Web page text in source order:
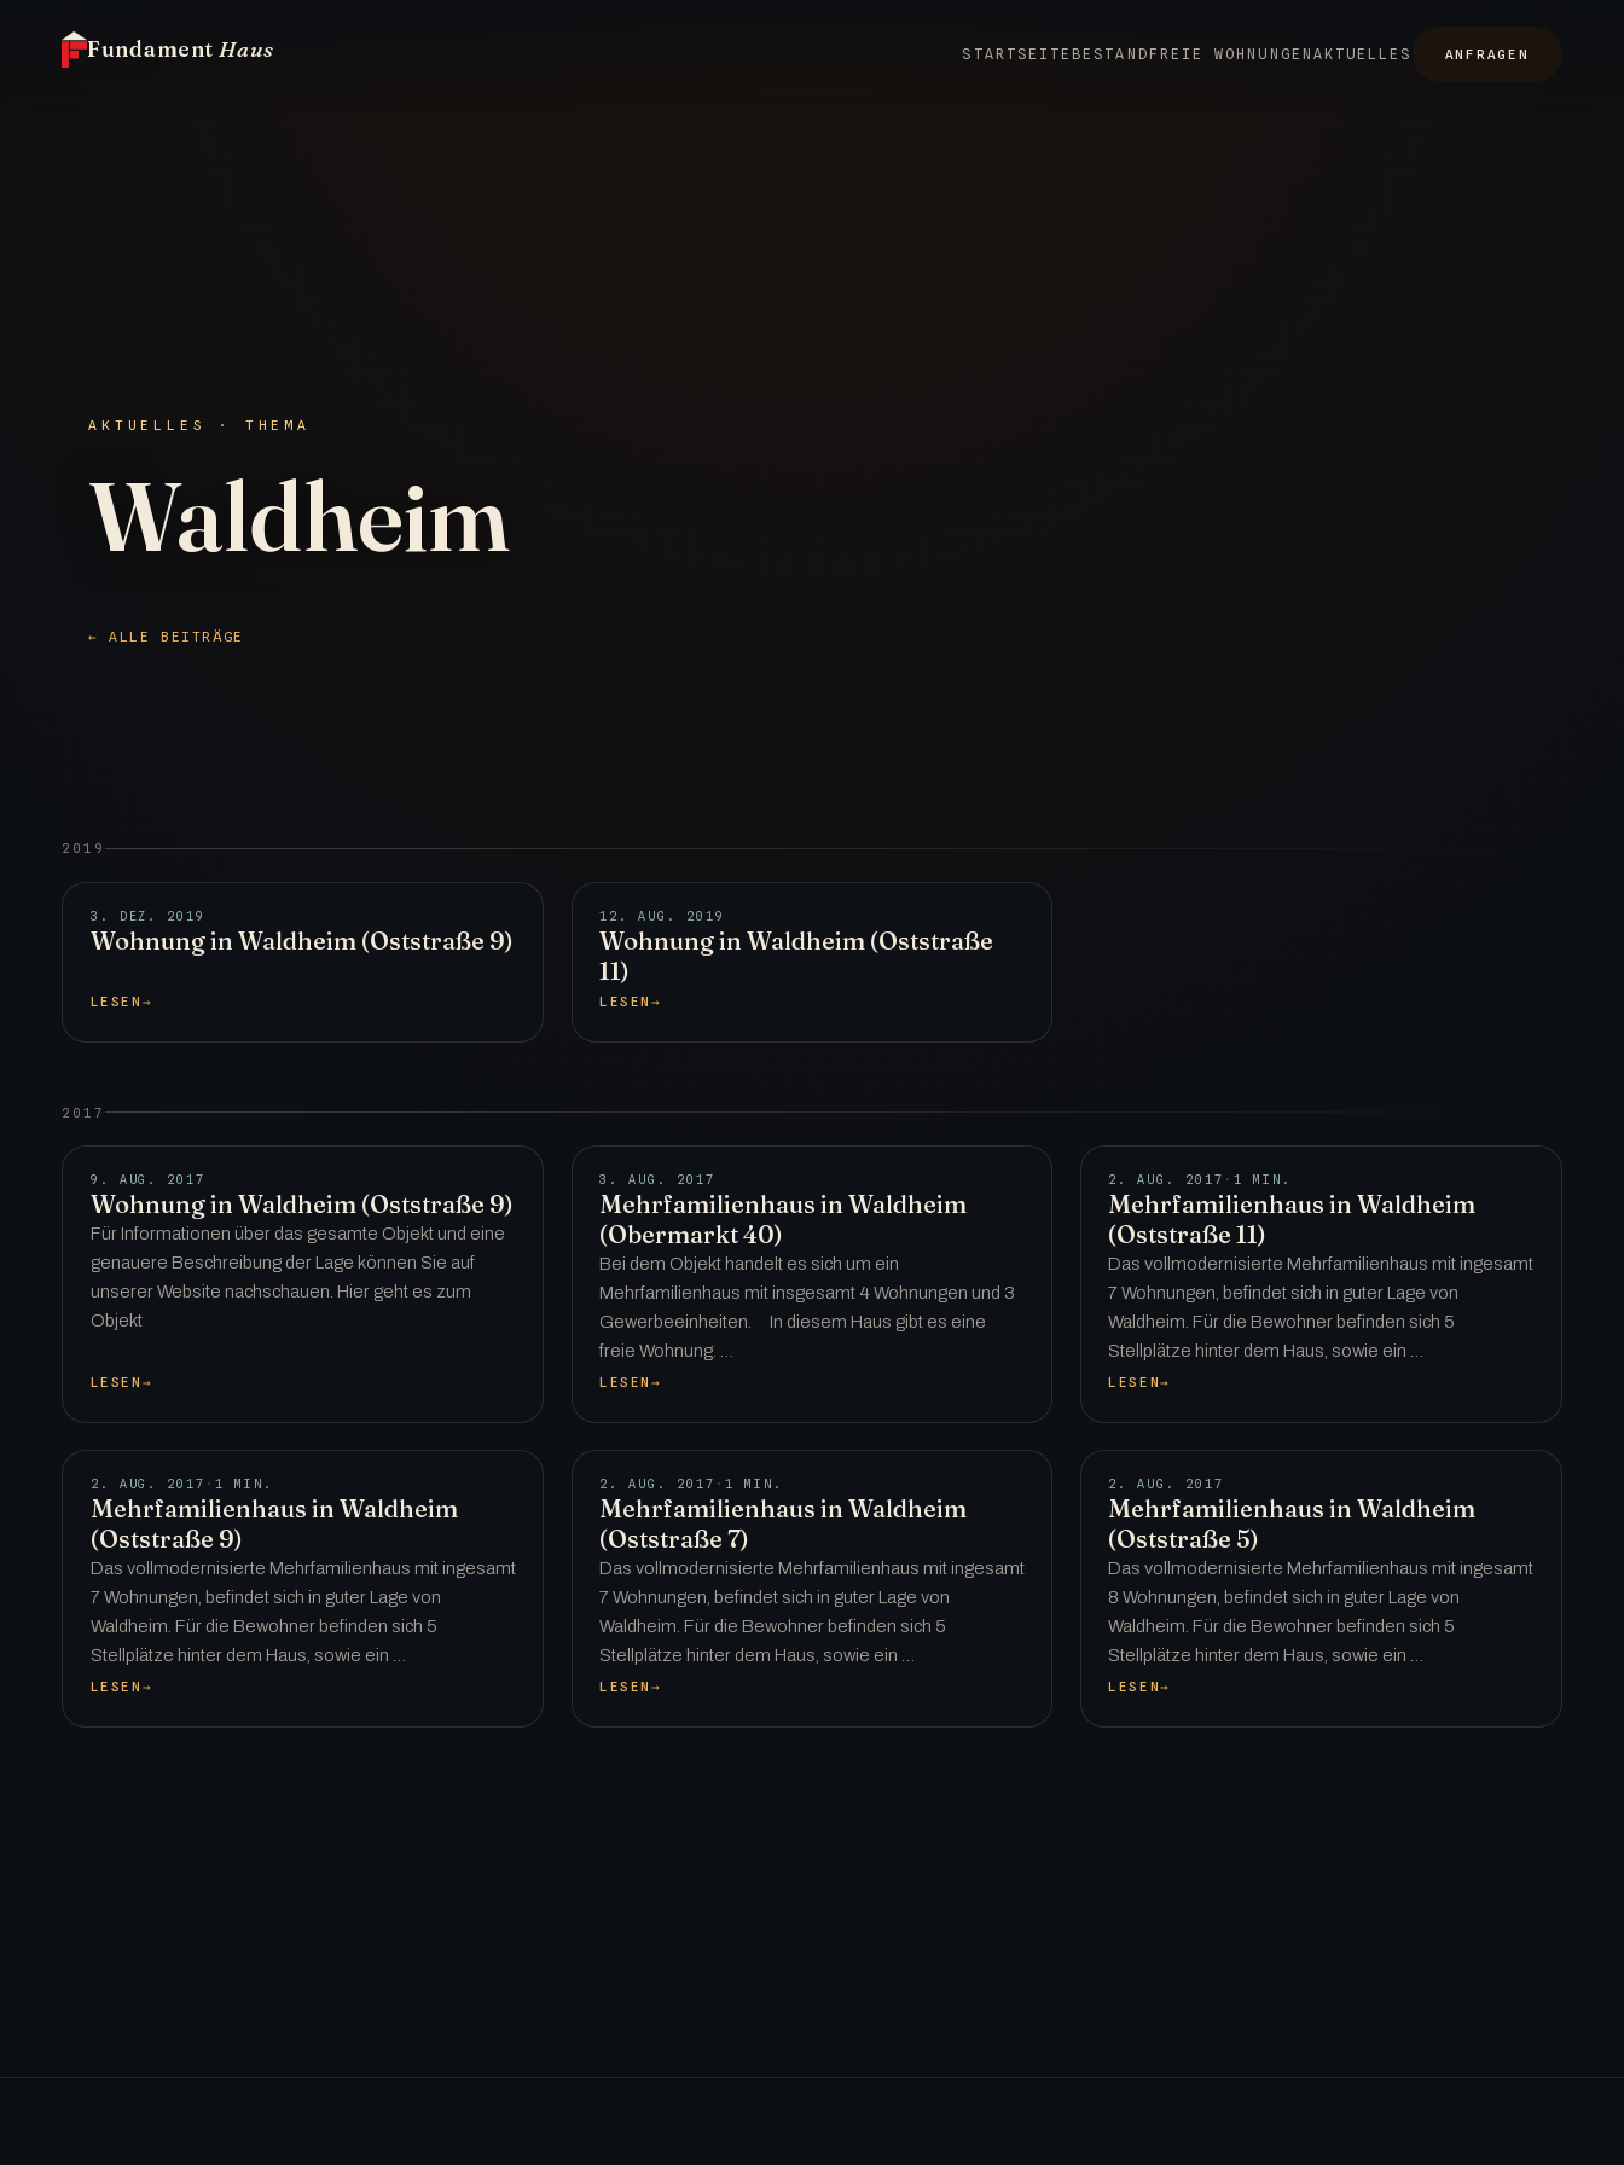
FundamentHaus STARTSEITE BESTAND FREIE WOHNUNGEN AKTUELLES ANFRAGEN
AKTUELLES · THEMA
Waldheim
← ALLE BEITRÄGE
2019
3. DEZ. 2019
Wohnung in Waldheim (Oststraße 9)
LESEN →
12. AUG. 2019
Wohnung in Waldheim (Oststraße
11)
LESEN→
2017
9. AUG. 2017
Wohnung in Waldheim (Oststraße 9)
Für Informationen über das gesamte Objekt und eine
genauere Beschreibung der Lage können Sie auf
unserer Website nachschauen. Hier geht es zum
Objekt
LESEN →
3. AUG. 2017
Mehrfamilienhaus in Waldheim
(Obermarkt 40)
Bei dem Objekt handelt es sich um ein
Mehrfamilienhaus mit insgesamt 4 Wohnungen und 3
Gewerbeeinheiten. In diesem Haus gibt es eine
freie Wohnung. …
LESEN→
2. AUG. 2017 ·1 MIN.
Mehrfamilienhaus in Waldheim
(Oststraße 11)
Das vollmodernisierte Mehrfamilienhaus mit ingesamt
7 Wohnungen, befindet sich in guter Lage von
Waldheim. Für die Bewohner befinden sich 5
Stellplätze hinter dem Haus, sowie ein …
LESEN→
2. AUG. 2017 ·1 MIN.
Mehrfamilienhaus in Waldheim
(Oststraße 9)
Das vollmodernisierte Mehrfamilienhaus mit ingesamt
7 Wohnungen, befindet sich in guter Lage von
Waldheim. Für die Bewohner befinden sich 5
Stellplätze hinter dem Haus, sowie ein …
LESEN →
2. AUG. 2017 · 1 MIN.
Mehrfamilienhaus in Waldheim
(Oststraße 7)
Das vollmodernisierte Mehrfamilienhaus mit ingesamt
7 Wohnungen, befindet sich in guter Lage von
Waldheim. Für die Bewohner befinden sich 5
Stellplätze hinter dem Haus, sowie ein …
LESEN→
2. AUG. 2017
Mehrfamilienhaus in Waldheim
(Oststraße 5)
Das vollmodernisierte Mehrfamilienhaus mit ingesamt
8 Wohnungen, befindet sich in guter Lage von
Waldheim. Für die Bewohner befinden sich 5
Stellplätze hinter dem Haus, sowie ein …
LESEN→